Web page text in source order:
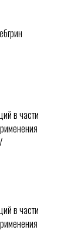
в части
в части